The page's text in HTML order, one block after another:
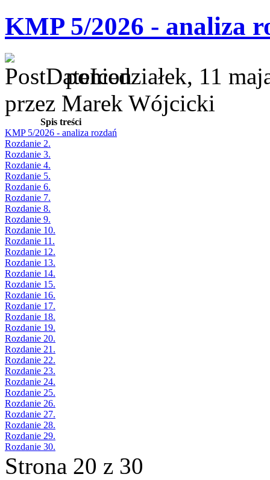
KMP 5/2026 - analiza
poniedziałek, 11
przez Marek Wójcicki
Spis treści
KMP 5/2026 - analiza rozdań
Rozdanie 2.
Rozdanie 3.
Rozdanie 4.
Rozdanie 5.
Rozdanie 6.
Rozdanie 7.
Rozdanie 8.
Rozdanie 9.
Rozdanie 10.
Rozdanie 11.
Rozdanie 12.
Rozdanie 13.
Rozdanie 14.
Rozdanie 15.
Rozdanie 16.
Rozdanie 17.
Rozdanie 18.
Rozdanie 19.
Rozdanie 20.
Rozdanie 21.
Rozdanie 22.
Rozdanie 23.
Rozdanie 24.
Rozdanie 25.
Rozdanie 26.
Rozdanie 27.
Rozdanie 28.
Rozdanie 29.
Rozdanie 30.
Strona 20 z 30